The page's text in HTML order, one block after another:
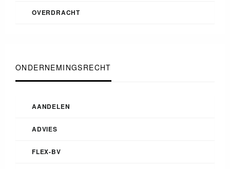
OVERDRACHT
ONDERNEMINGSRECHT
AANDELEN
ADVIES
FLEX-BV